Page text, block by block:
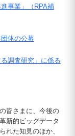
事業」（RPA補
体の公募
調査研究」に係る
皆さまに、今後の
新的ビッグデータ
れた知見のほか、